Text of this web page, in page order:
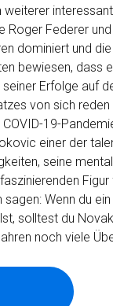
weiterer
Roger Federer
dominiert und
bewiesen, dass
Erfolge auf
von sich
COVID-19-
einer der
seine
Wenn du
solltest du
noch viele